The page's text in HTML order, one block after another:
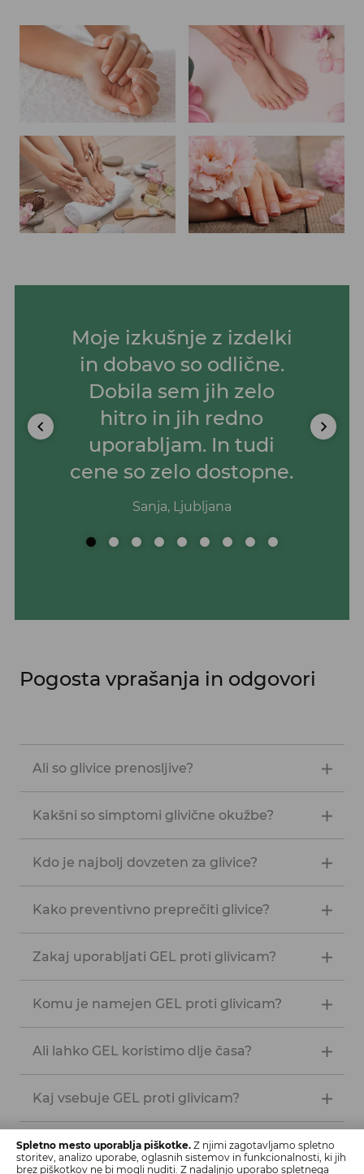
Moje izkušnje z izdelki
in dobavo so odlične.
Dobila sem jih zelo
hitro in jih redno
uporabljam. In tudi
cene so zelo dostopne.
Sanja, Ljubljana
Pogosta vprašanja in odgovori
Ali so glivice prenosljive?
Kakšni so simptomi glivične okužbe?
Kdo je najbolj dovzeten za glivice?
Kako preventivno preprečiti glivice?
Zakaj uporabljati GEL proti glivicam?
Komu je namejen GEL proti glivicam?
Ali lahko GEL koristimo dlje časa?
Kaj vsebuje GEL proti glivicam?
Kakšen vonj ima GEL?
Spletno mesto uporablja piškotke. Z njimi zagotavljamo spletno
storitev, analizo uporabe, oglasnih sistemov in funkcionalnosti, ki jih
brez piškotkov ne bi mogli nuditi. Z nadaljnjo uporabo spletnega